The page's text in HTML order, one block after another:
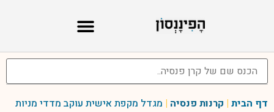
דף הבית | קרנות פנסיה | מגדל מקפת אישית עוקב מדדי מניות